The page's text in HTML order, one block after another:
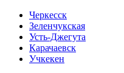
Черкесск
Зеленчукская
Усть-Джегута
Карачаевск
Учкекен